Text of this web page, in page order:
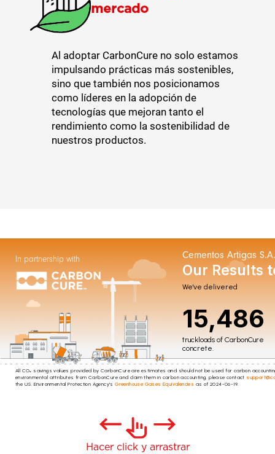
mercado
Al adoptar CarbonCure no solo estamos
impulsando prácticas más sostenibles,
sino que también nos posicionamos
como líderes en la adopción de
tecnologías que mejoran tanto el
rendimiento como la sostenibilidad de
nuestros productos.
Hacer click y arrastrar